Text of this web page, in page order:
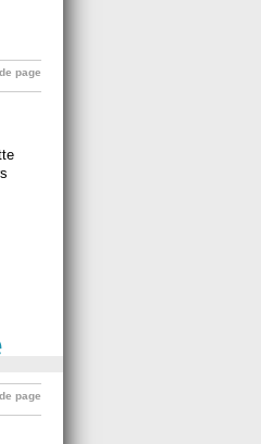
page
page